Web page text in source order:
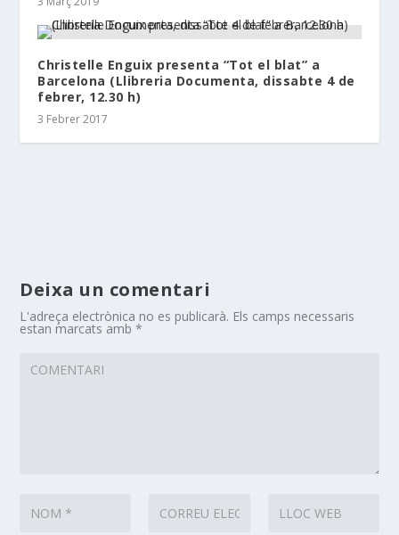
Christelle Enguix presenta “Tot el blat” a
Barcelona (Llibreria Documenta, dissabte 4 de
febrer, 12.30 h)
3 Febrer 2017
Deixa un comentari
L'adreça electrònica no es publicarà. Els camps necessaris
estan marcats amb*